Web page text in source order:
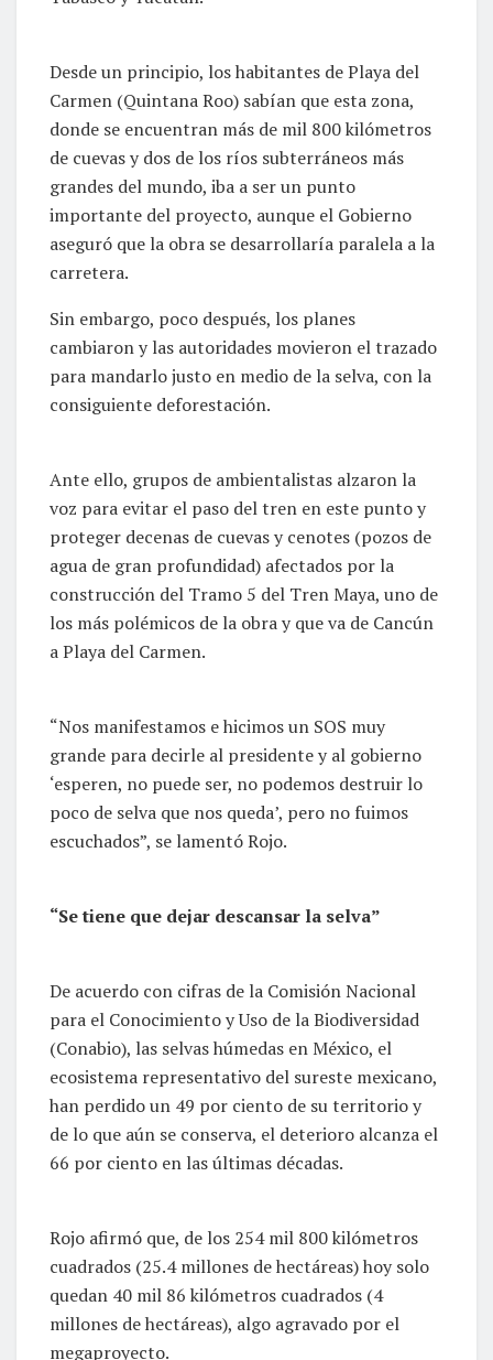
Desde un principio, los habitantes de Playa del
Carmen (Quintana Roo) sabían que esta zona,
donde se encuentran más de mil 800 kilómetros
de cuevas y dos de los ríos subterráneos más
grandes del mundo, iba a ser un punto
importante del proyecto, aunque el Gobierno
aseguró que la obra se desarrollaría paralela a la
carretera.
Sin embargo, poco después, los planes
cambiaron y las autoridades movieron el trazado
para mandarlo justo en medio de la selva, con la
consiguiente deforestación.
Ante ello, grupos de ambientalistas alzaron la
voz para evitar el paso del tren en este punto y
proteger decenas de cuevas y cenotes (pozos de
agua de gran profundidad) afectados por la
construcción del Tramo 5 del Tren Maya, uno de
los más polémicos de la obra y que va de Cancún
a Playa del Carmen.
“Nos manifestamos e hicimos un SOS muy
grande para decirle al presidente y al gobierno
‘esperen, no puede ser, no podemos destruir lo
poco de selva que nos queda’, pero no fuimos
escuchados”, se lamentó Rojo.
“Se tiene que dejar descansar la selva”
De acuerdo con cifras de la Comisión Nacional
para el Conocimiento y Uso de la Biodiversidad
(Conabio), las selvas húmedas en México, el
ecosistema representativo del sureste mexicano,
han perdido un 49 por ciento de su territorio y
de lo que aún se conserva, el deterioro alcanza el
66 por ciento en las últimas décadas.
Rojo afirmó que, de los 254 mil 800 kilómetros
cuadrados (25.4 millones de hectáreas) hoy solo
quedan 40 mil 86 kilómetros cuadrados (4
millones de hectáreas), algo agravado por el
megaproyecto.